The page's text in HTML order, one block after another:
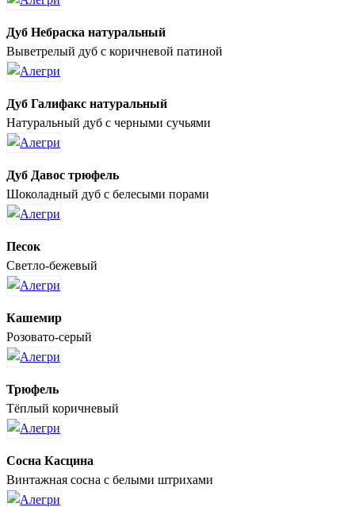
Дуб Небраска натуральный
Выветрелый дуб с коричневой патиной
Дуб Галифакс натуральный
Натуральный дуб с черными сучьями
Дуб Давос трюфель
Шоколадный дуб с белесыми порами
Песок
Светло-бежевый
Кашемир
Розовато-серый
Трюфель
Тёплый коричневый
Сосна Касцина
Винтажная сосна с белыми штрихами